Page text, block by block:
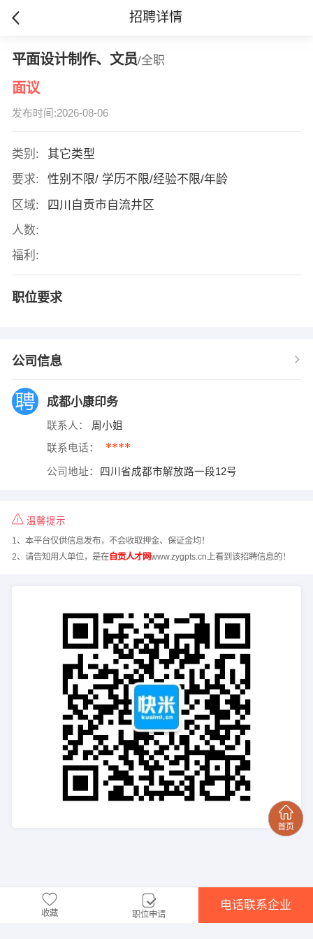
招聘详情
平面设计制作、文员/全职
面议
发布时间:2026-08-06
类别:
其它类型
要求:
性别不限/ 学历不限/经验不限/年龄
区域:
四川自贡市自流井区
人数:
福利:
职位要求
公司信息
成都小康印务
联系人： 周小姐
联系电话： ****
公司地址： 四川省成都市解放路一段12号
温馨提示
1、本平台仅供信息发布，不会收取押金、保证金均！
2、请告知用人单位，是在自贡人才网www.zygpts.cn上看到该招聘信息的！
收藏 职位申请
电话联系企业